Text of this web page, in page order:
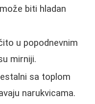
biti hladan
u popodnevnim
mirniji.
sa toplom
narukvicama.